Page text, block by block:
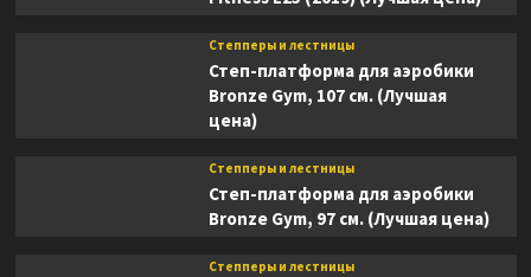
Степперы и лестницы
Степ-платформа для аэробики
Bronze Gym, 107 см. (Лучшая
цена)
Степперы и лестницы
Степ-платформа для аэробики
Bronze Gym, 97 см. (Лучшая цена)
Степперы и лестницы